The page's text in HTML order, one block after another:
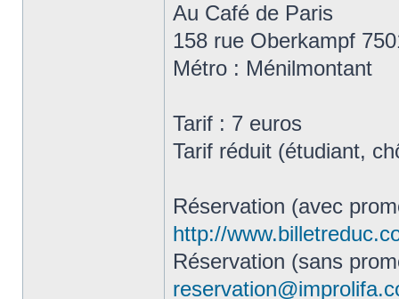
Au Café de Paris
158 rue Oberkampf
Métro : Ménilmontant
Tarif : 7 euros
Tarif réduit (étudiant,
Réservation (avec
http://
Réservation (sans